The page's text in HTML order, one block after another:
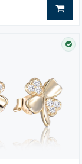
DO